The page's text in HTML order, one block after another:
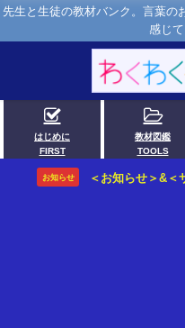
先生と生徒の教材バンク。言葉の
感じて
はじめに
FIRST
教材図鑑
TOOLS
お知らせ ＜お知らせ＞&＜